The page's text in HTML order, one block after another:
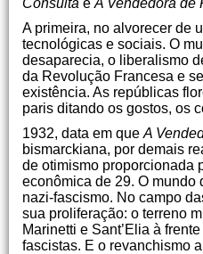
A primeira, no alvorecer de
tecnológicas e sociais. O
desaparecia, o liberalismo
da Revolução Francesa e
existência. As repúblicas
paris ditando os gostos, os
1932, data em que A
bismarckiana, por demais
de otimismo proporcionada
econômica de 29. O mundo
nazi-fascismo. No campo
sua proliferação: o terreno
Marinetti e Sant’Elia à
fascistas. E o revanchismo